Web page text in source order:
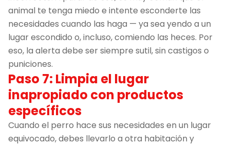
animal te tenga miedo e intente esconderte las
necesidades cuando las haga — ya sea yendo a un
lugar escondido o, incluso, comiendo las heces. Por
eso, la alerta debe ser siempre sutil, sin castigos o
puniciones.
Paso 7: Limpia el lugar
inapropiado con productos
específicos
Cuando el perro hace sus necesidades en un lugar
equivocado, debes llevarlo a otra habitación y